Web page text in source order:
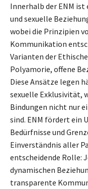
Innerhalb der ENM
und sexuelle
wobei die Prinzipien
Kommunikation
Varianten der
Polyamorie, offene
Diese Ansätze legen
sexuelle Exklusivität,
Bindungen nicht nur
sind. ENM fördert ein
Bedürfnisse und
Einverständnis aller
entscheidende Rolle:
dynamischen
transparente